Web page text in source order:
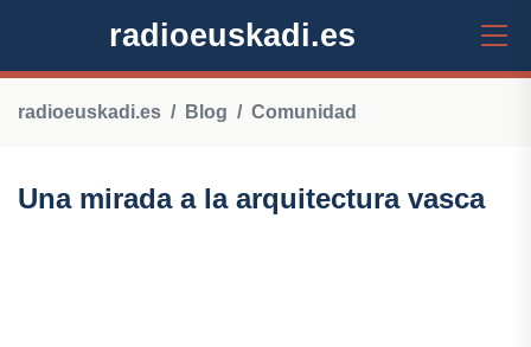
radioeuskadi.es
radioeuskadi.es Blog Comunidad
Una mirada a la arquitectura vasca